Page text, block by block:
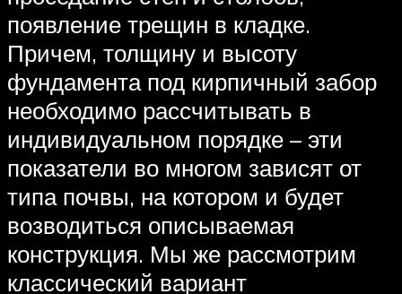
появление трещин в кладке.
Причем, толщину и высоту
фундамента под кирпичный забор
необходимо рассчитывать в
индивидуальном порядке – эти
показатели во многом зависят от
типа почвы, на котором и будет
возводиться описываемая
конструкция. Мы же рассмотрим
классический вариант